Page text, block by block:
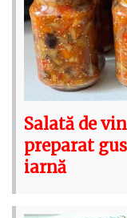
Salată de
preparat
iarnă